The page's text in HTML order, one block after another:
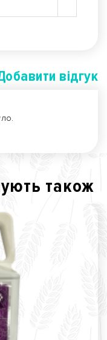
вiдгук
також